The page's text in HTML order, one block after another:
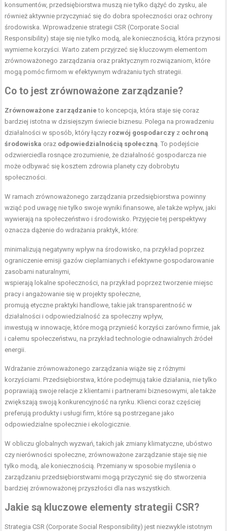
konsumentów, przedsiębiorstwa muszą nie tylko dążyć do zysku, ale
również aktywnie przyczyniać się do dobra społeczności oraz ochrony
środowiska. Wprowadzenie strategii CSR (Corporate Social
Responsibility) staje się nie tylko modą, ale koniecznością, która przynosi
wymierne korzyści. Warto zatem przyjrzeć się kluczowym elementom
zrównoważonego zarządzania oraz praktycznym rozwiązaniom, które
mogą pomóc firmom w efektywnym wdrażaniu tych strategii.
Co to jest zrównoważone zarządzanie?
Zrównoważone zarządzanie to koncepcja, która staje się coraz
bardziej istotna w dzisiejszym świecie biznesu. Polega na prowadzeniu
działalności w sposób, który łączy rozwój gospodarczy z ochroną
środowiska oraz odpowiedzialnością społeczną . To podejście
odzwierciedla rosnące zrozumienie, że działalność gospodarcza nie
może odbywać się kosztem zdrowia planety czy dobrobytu
społeczności.
W ramach zrównoważonego zarządzania przedsiębiorstwa powinny
wziąć pod uwagę nie tylko swoje wyniki finansowe, ale także wpływ, jaki
wywierają na społeczeństwo i środowisko. Przyjęcie tej perspektywy
oznacza dążenie do wdrażania praktyk, które:
minimalizują negatywny wpływ na środowisko, na przykład poprzez
ograniczenie emisji gazów cieplarnianych i efektywne gospodarowanie
zasobami naturalnymi,
wspierają lokalne społeczności, na przykład poprzez tworzenie miejsc
pracy i angażowanie się w projekty społeczne,
promują etyczne praktyki handlowe, takie jak transparentność w
działalności i odpowiedzialność za społeczny wpływ,
inwestują w innowacje, które mogą przynieść korzyści zarówno firmie, jak
i całemu społeczeństwu, na przykład technologie odnawialnych źródeł
energii.
Wdrażanie zrównoważonego zarządzania wiąże się z różnymi
korzyściami. Przedsiębiorstwa, które podejmują takie działania, nie tylko
poprawiają swoje relacje z klientami i partnerami biznesowymi, ale także
zwiększają swoją konkurencyjność na rynku. Klienci coraz częściej
preferują produkty i usługi firm, które są postrzegane jako
odpowiedzialne społecznie i ekologicznie.
W obliczu globalnych wyzwań, takich jak zmiany klimatyczne, ubóstwo
czy nierówności społeczne, zrównoważone zarządzanie staje się nie
tylko modą, ale koniecznością. Przemiany w sposobie myślenia o
zarządzaniu przedsiębiorstwami mogą przyczynić się do stworzenia
bardziej zrównoważonej przyszłości dla nas wszystkich.
Jakie są kluczowe elementy strategii CSR?
Strategia CSR (Corporate Social Responsibility) jest niezwykle istotnym